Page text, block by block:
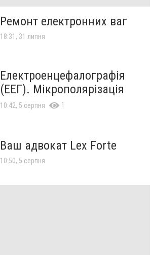
Ремонт електронних ваг
18:31, 31 липня
Електроенцефалографія
(ЕЕГ). Мікрополярізація
10:42, 5 серпня 1
Ваш адвокат Lex Forte
10:50, 5 серпня